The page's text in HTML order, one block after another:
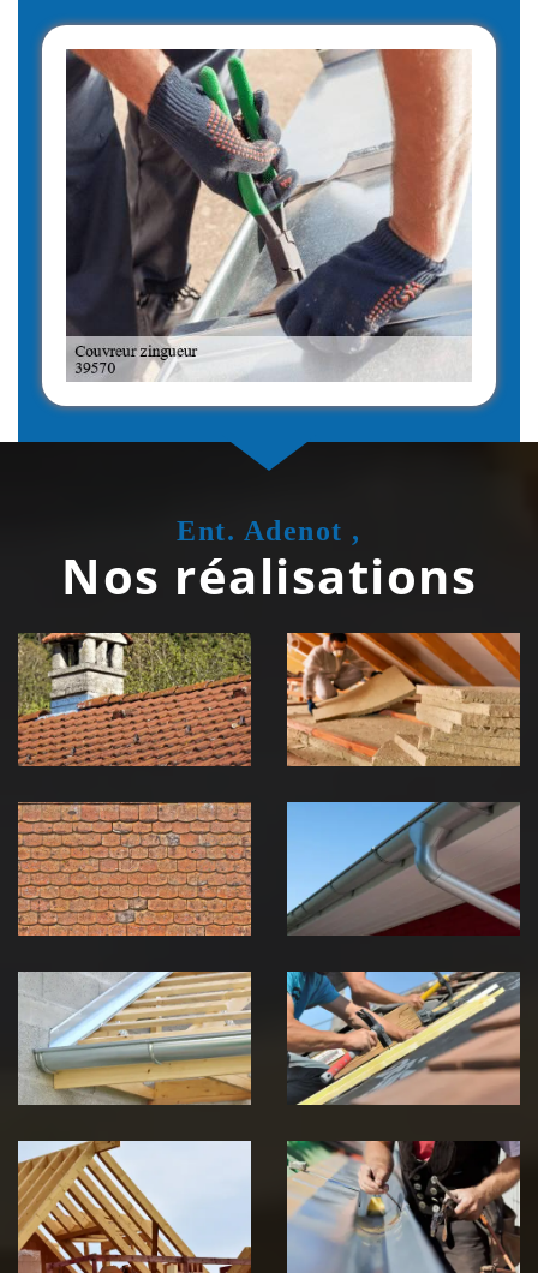
Ent. Adenot ,
Nos réalisations
Couvreur
zingueur 39
Jura
Isolation de
toiture 39
Jura
démoussage de
toiture 39
Jura
pose de
gouttière 39
Jura
Pose de
Chéneau 39
Jura
Réparation de
toiture 39
Jura
Traitement de
charpente 39
Jura
Travaux de
zinguerie 39
Jura